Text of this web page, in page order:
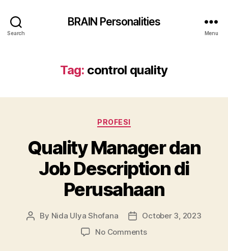
Search
BRAIN Personalities
Menu
Tag: control quality
Categories
PROFESI
Quality Manager dan
Job Description di
Perusahaan
Post
By Nida Ulya Shofana
PostOctober 3, 2023
No Commentson